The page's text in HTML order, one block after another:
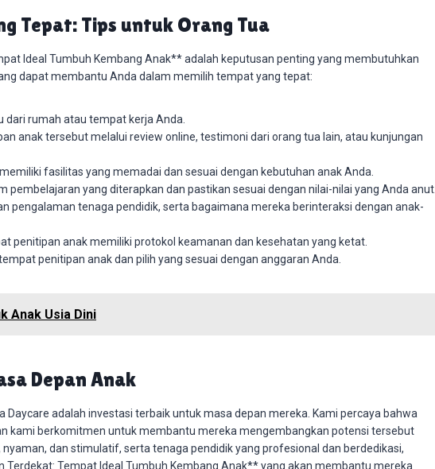
Tepat: Tips untuk Orang Tua
Ideal Tumbuh Kembang Anak** adalah keputusan penting yang membutuhkan
dapat membantu Anda dalam memilih tempat yang tepat:
dari rumah atau tempat kerja Anda.
anak tersebut melalui review online, testimoni dari orang tua lain, atau kunjungan
fasilitas yang memadai dan sesuai dengan kebutuhan anak Anda.
pembelajaran yang diterapkan dan pastikan sesuai dengan nilai-nilai yang Anda anut.
pengalaman tenaga pendidik, serta bagaimana mereka berinteraksi dengan anak-
penitipan anak memiliki protokol keamanan dan kesehatan yang ketat.
penitipan anak dan pilih yang sesuai dengan anggaran Anda.
Anak Usia Dini
Depan Anak
Daycare adalah investasi terbaik untuk masa depan mereka. Kami percaya bahwa
kami berkomitmen untuk membantu mereka mengembangkan potensi tersebut
dan stimulatif, serta tenaga pendidik yang profesional dan berdedikasi,
Terdekat: Tempat Ideal Tumbuh Kembang Anak** yang akan membantu mereka